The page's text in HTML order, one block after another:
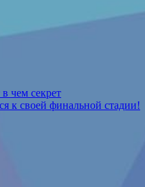
чем секрет
к своей финальной стадии!